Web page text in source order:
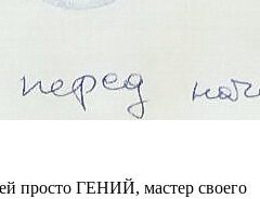
просто ГЕНИЙ, мастер своего